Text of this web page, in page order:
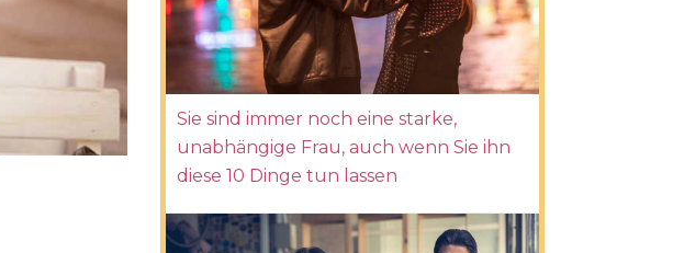
Sie sind immer noch eine starke,
unabhängige Frau, auch wenn Sie ihn
diese 10 Dinge tun lassen